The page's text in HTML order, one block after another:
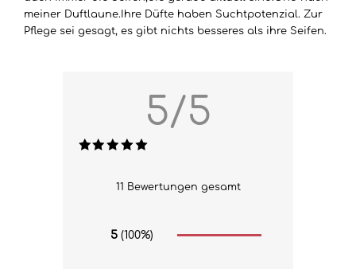
meiner Duftlaune.Ihre Düfte haben Suchtpotenzial. Zur
Pflege sei gesagt, es gibt nichts besseres als ihre Seifen.
5/5
11 Bewertungen gesamt
5 (100%)